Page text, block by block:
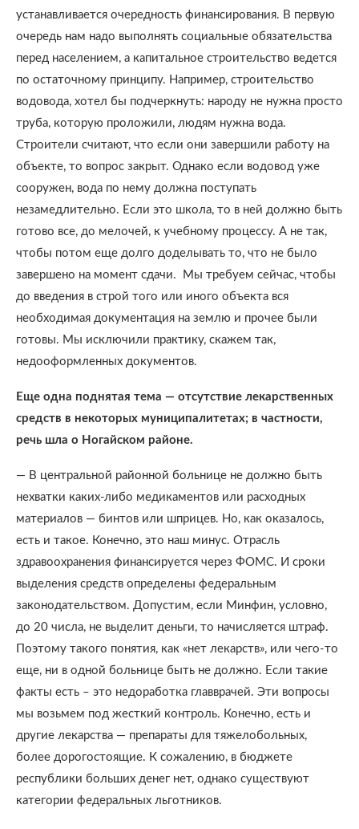
устанавливается очередность финансирования. В первую
очередь нам надо выполнять социальные обязательства
перед населением, а капитальное строительство ведется
по остаточному принципу. Например, строительство
водовода, хотел бы подчеркнуть: народу не нужна просто
труба, которую проложили, людям нужна вода.
Строители считают, что если они завершили работу на
объекте, то вопрос закрыт. Однако если водовод уже
сооружен, вода по нему должна поступать
незамедлительно. Если это школа, то в ней должно быть
готово все, до мелочей, к учебному процессу. А не так,
чтобы потом еще долго доделывать то, что не было
завершено на момент сдачи. Мы требуем сейчас, чтобы
до введения в строй того или иного объекта вся
необходимая документация на землю и прочее были
готовы. Мы исключили практику, скажем так,
недооформленных документов.
Еще одна поднятая тема — отсутствие лекарственных
средств в некоторых муниципалитетах; в частности,
речь шла о Ногайском районе.
— В центральной районной больнице не должно быть
нехватки каких-либо медикаментов или расходных
материалов — бинтов или шприцев. Но, как оказалось,
есть и такое. Конечно, это наш минус. Отрасль
здравоохранения финансируется через ФОМС. И сроки
выделения средств определены федеральным
законодательством. Допустим, если Минфин, условно,
до 20 числа, не выделит деньги, то начисляется штраф.
Поэтому такого понятия, как «нет лекарств», или чего-то
еще, ни в одной больнице быть не должно. Если такие
факты есть – это недоработка главврачей. Эти вопросы
мы возьмем под жесткий контроль. Конечно, есть и
другие лекарства — препараты для тяжелобольных,
более дорогостоящие. К сожалению, в бюджете
республики больших денег нет, однако существуют
категории федеральных льготников.